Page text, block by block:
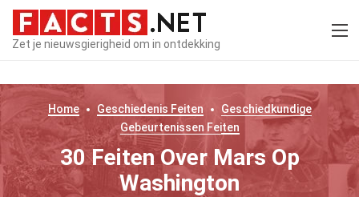
Zet je nieuwsgierigheid om in ontdekking
Home Geschiedenis Feiten
Geschiedkundige
Gebeurtenissen Feiten
30 Feiten Over Mars Op
Washington